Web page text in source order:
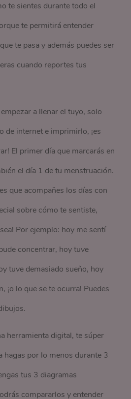
te sientes durante todo el
te permitirá entender
te pasa y además puedes ser
cuando reportes tus
a llenar el tuyo, solo
de internet e imprimirlo, ¡es
El primer día que marcarás en
el día 1 de tu menstruación.
que acompañes los días con
sobre cómo te sentiste,
Por ejemplo: hoy me sentí
concentrar, hoy tuve
tuve demasiado sueño, hoy
¡o lo que se te ocurra! Puedes
herramienta digital, te súper
hagas por lo menos durante 3
tus 3 diagramas
compararlos y entender